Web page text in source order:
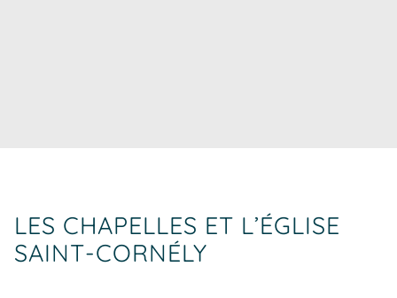
LES CHAPELLES ET L’ÉGLISE
SAINT-CORNÉLY